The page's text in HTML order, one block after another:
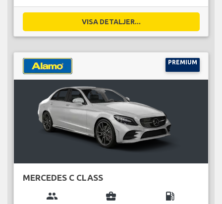
VISA DETALJER...
PREMIUM
MERCEDES C CLASS
group business_center local_gas_station